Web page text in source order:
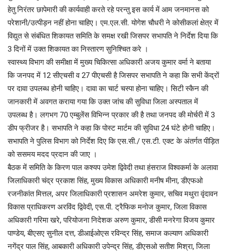
हेतु निरंतर छापेमारी की कार्यवाही करते रहे परन्तु इस कार्य में आम जनमानस को
परेशानी/उत्पीड़न नहीं होना चाहिए। एम.एल.सी. योगेश चौधरी ने कोसीकलां क्षेत्र में
विद्युत से संबंधित शिकायत समिति के समक्ष रखी जिसपर सभापति ने निर्देश दिया कि
3 दिनों में उक्त शिकायत का निस्तारण सुनिश्चित करे ।
स्वास्थ्य विभाग की समीक्षा में मुख्य चिकित्सा अधिकारी अजय कुमार वर्मा ने बताया
कि जनपद में 12 सीएचसी व 27 पीएचसी है जिसपर सभापति ने कहा कि सभी केंद्रों
पर दावा उपलब्ध होनी चाहिए। दावा का चार्ट चस्पा होना चाहिए। सिटी स्कैन की
जानकारी में अवगत कराया गया कि उक्त जांच की सुविधा जिला अस्पताल में
उपलब्ध है। लगभग 70 एम्बुलेंस विभिन्न प्रकार की है तथा जनपद की मोर्चरी में 3
डीप फ्रीजर है। सभापति ने कहा कि पोस्ट मार्टम की सुविधा 24 घंटे होनी चाहिए।
सभापति ने पुलिस विभाग को निर्देश दिए कि एस.सी./ एस.टी. एक्ट के अंतर्गत पीड़ित
को ससमय मदद प्रदान की जाए ।
बैठक में समिति के किरण पाल कश्यप उमेश द्विवेदी तथा हंसराज विश्वकर्मा के अलावा
जिलाधिकारी चंद्र प्रकाश सिंह, मुख्य विकास अधिकारी मनीष मीना, डीएफओ
रजनीकांत मित्तल, अपर जिलाधिकारी प्रशासन अमरेश कुमार, सचिव मथुरा वृंदावन
विकास प्राधिकरण अरविंद द्विवेदी, एस.पी. ट्रैफिक मनोज कुमार, जिला विकास
अधिकारी गरिमा खरे, परियोजना निदेशक अरुण कुमार, डीसी मनरेगा विजय कुमार
पाण्डेय, बीएसए सुनील दत्त, डीआईओएस रविन्द्र सिंह, समाज कल्याण अधिकारी
नगेंद्र पाल सिंह, आबकारी अधिकारी उपेन्द्र सिंह, डीएसओ सतीश मिश्रा, जिला